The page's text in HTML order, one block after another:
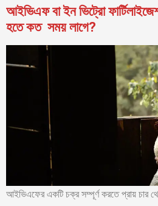
আইভিএফ বা ইন ভিট্রো
হতে কত সময় লাগে?
আইভিএফের একটি চক্র সম্পূর্ণ করতে প্রায় চার